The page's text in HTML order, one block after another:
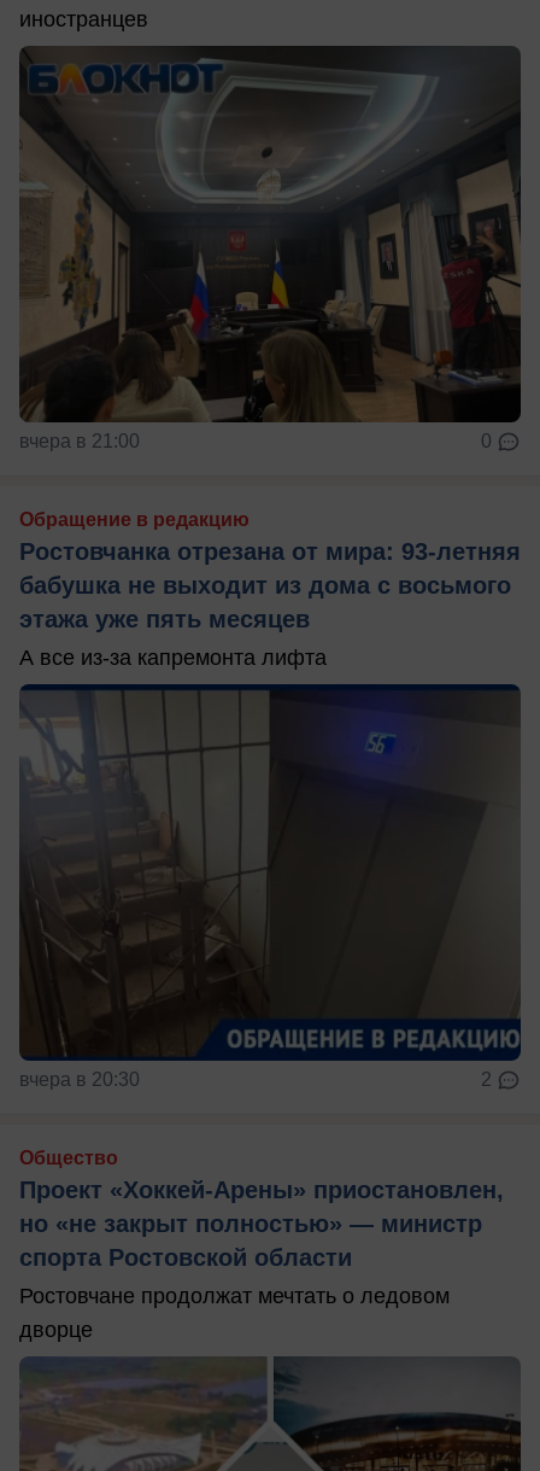
иностранцев
вчера в 21:00 0
Обращение в редакцию
Ростовчанка отрезана от мира: 93-летняя
бабушка не выходит из дома с восьмого
этажа уже пять месяцев
А все из-за капремонта лифта
вчера в 20:30 2
Общество
Проект «Хоккей-Арены» приостановлен,
но «не закрыт полностью» — министр
спорта Ростовской области
Ростовчане продолжат мечтать о ледовом
дворце